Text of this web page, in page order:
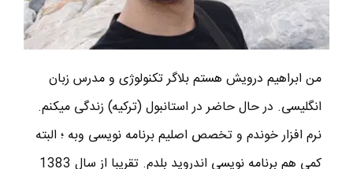
من ابراهیم درویش هستم بلاگر تکنولوژی و مدرس زبان
انگلیسی. در حال حاضر در استانبول (ترکیه) زندگی میکنم.
نرم افزار خوندم و تخصص اصلیم برنامه نویسی وبه ؛ البته
کمی هم برنامه نویسی اندروید بلدم. تقریبا از سال 1383